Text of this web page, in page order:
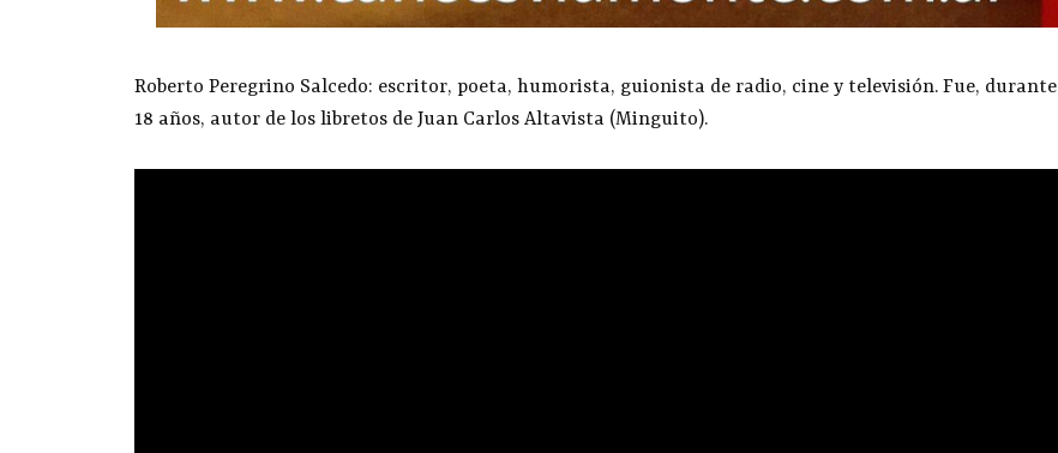
Roberto Peregrino Salcedo: escritor, poeta, humorista, guionista de radio, cine y televisión. Fue, durante
18 años, autor de los libretos de Juan Carlos Altavista (Minguito).